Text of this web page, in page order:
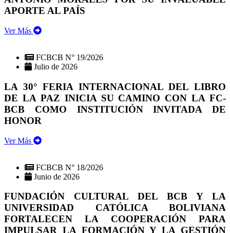
APORTE AL PAÍS
Ver Más
FCBCB N° 19/2026
Julio de 2026
LA 30° FERIA INTERNACIONAL DEL LIBRO
DE LA PAZ INICIA SU CAMINO CON LA FC-
BCB COMO INSTITUCIÓN INVITADA DE
HONOR
Ver Más
FCBCB N° 18/2026
Junio de 2026
FUNDACIÓN CULTURAL DEL BCB Y LA
UNIVERSIDAD CATÓLICA BOLIVIANA
FORTALECEN LA COOPERACIÓN PARA
IMPULSAR LA FORMACIÓN Y LA GESTIÓN